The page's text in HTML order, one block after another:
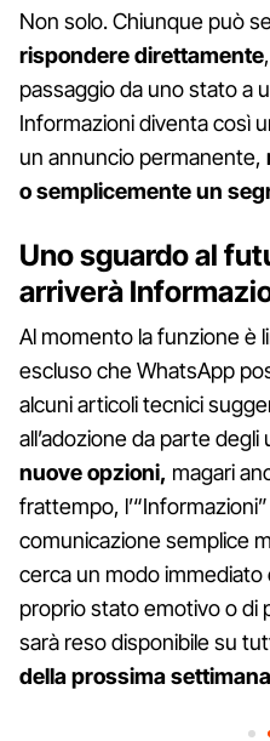
Non solo. Chiunque può
rispondere direttamente
passaggio da uno stato a
Informazioni diventa così
un annuncio permanente,
o semplicemente un
Uno sguardo al
arriverà
Al momento la funzione è
escluso che WhatsApp
alcuni articoli tecnici
all’adozione da parte
nuove opzioni, magari
frattempo,
comunicazione semplice
cerca un modo
proprio stato emotivo o di
sarà reso disponibile su
della prossima